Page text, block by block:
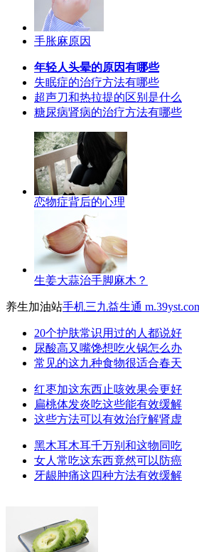
手胀麻原因
年轻人头晕的原因有哪些
失眠症的治疗方法有哪些
超声刀和热拉提的区别是什么
糖尿病肾病的治疗方法有哪些
恋物症背后的心理
生姜大蒜治手脚麻木？
养生加油站手机三九益生通
20个护肤常识用过的人都说好
尿酸高又嘴馋想吃火锅怎么办
常见的这九种食物很适合春天
红枣加这东西止咳效果会更好
扁桃体发炎吃这些能有效缓解
这些方法可以有效治疗解肾虚
黑木耳木耳千万别和这物同吃
女人常吃这东西竟然可以防癌
牙龈肿痛这四种方法有效缓解